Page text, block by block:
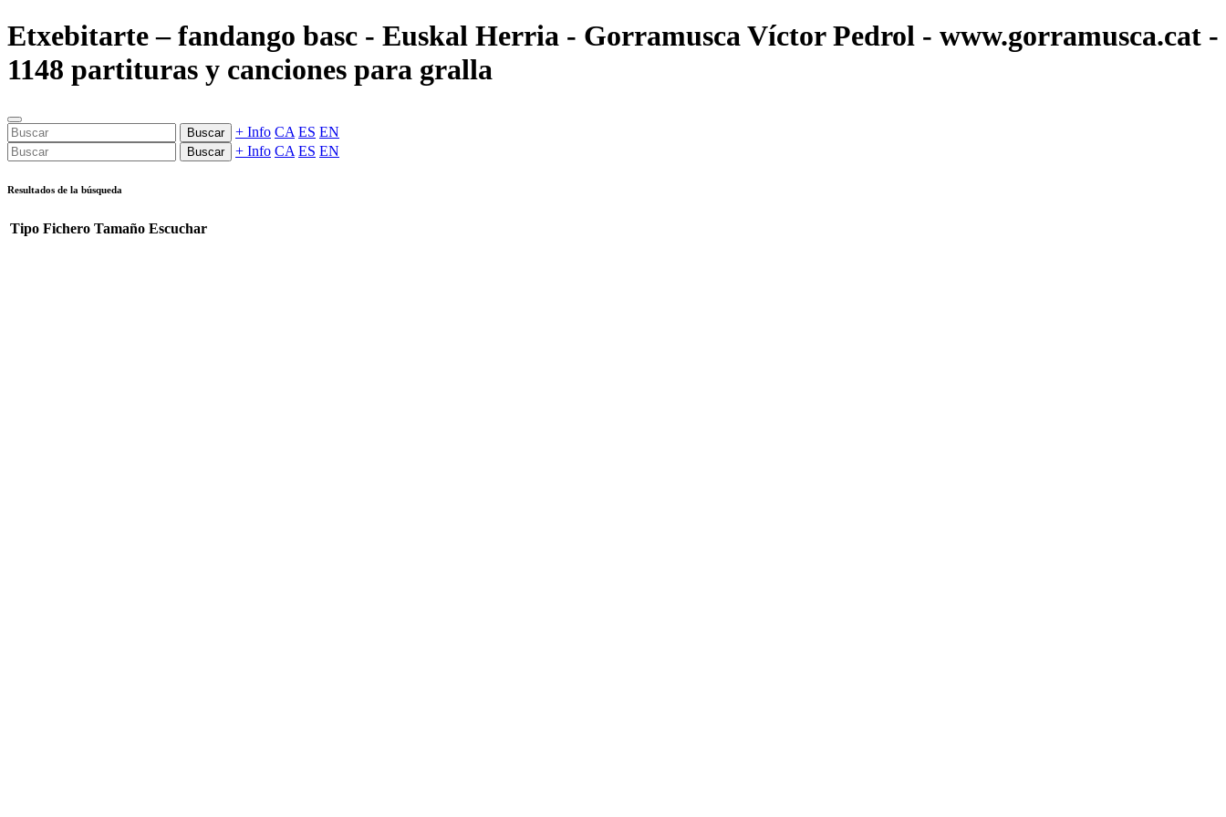
Etxebitarte – fandango basc - Euskal Herria - Gorramusca Víctor Pedrol - www.gorramusca.cat -
1148 partituras y canciones para gralla
Buscar + Info CA ES EN
Buscar + Info CA ES EN
Resultados de la búsqueda
Tipo Fichero Tamaño Escuchar